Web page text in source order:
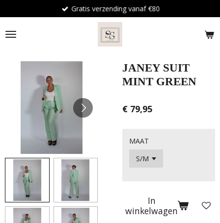
direct
naar
de
Gratis verzending vanaf €80
JANEY SUIT
MINT GREEN
€ 79,95
MAAT
In
winkelwagen